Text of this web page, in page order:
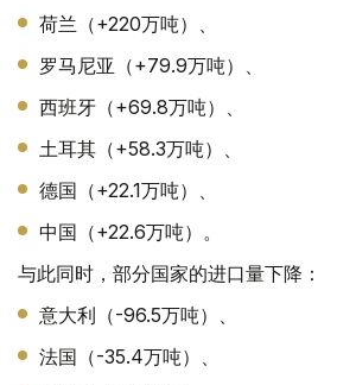
荷兰（+220万吨）、
罗马尼亚（+79.9万吨）、
西班牙（+69.8万吨）、
土耳其（+58.3万吨）、
德国（+22.1万吨）、
中国（+22.6万吨）。
与此同时，部分国家的进口量下降：
意大利（-96.5万吨）、
法国（-35.4万吨）、